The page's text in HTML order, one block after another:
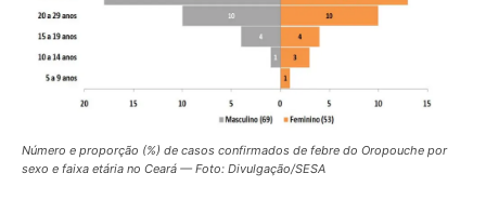
Número e proporção (%) de casos confirmados de febre do Oropouche por
sexo e faixa etária no Ceará — Foto: Divulgação/SESA